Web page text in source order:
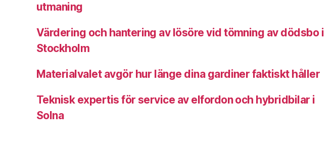
utmaning
Värdering och hantering av lösöre vid tömning av dödsbo i
Stockholm
Materialvalet avgör hur länge dina gardiner faktiskt håller
Teknisk expertis för service av elfordon och hybridbilar i
Solna